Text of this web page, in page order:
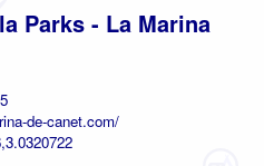
Parks - La Marina
de-canet.com/